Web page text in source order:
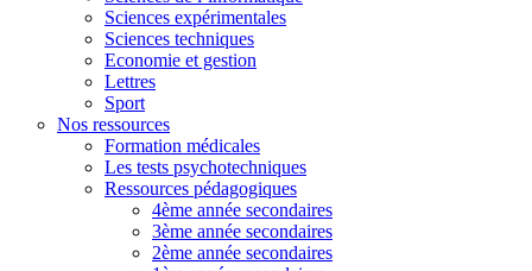
Sciences expérimentales
Sciences techniques
Economie et gestion
Lettres
Sport
Nos ressources
Formation médicales
Les tests psychotechniques
Ressources pédagogiques
4ème année secondaires
3ème année secondaires
2ème année secondaires